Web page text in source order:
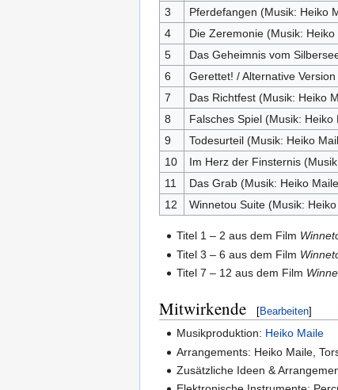
3
Pferdefangen (Musik: Heiko
4
Die Zeremonie (Musik:
5
Das Geheimnis vom
6
Gerettet! / Alternative
7
Das Richtfest (Musik: Heiko
8
Falsches Spiel (Musik: Heiko
9
Todesurteil (Musik: Heiko
10
Im Herz der Finsternis
11
Das Grab (Musik: Heiko
12
Winnetou Suite (Musik:
Titel 1 – 2 aus dem Film
Titel 3 – 6 aus dem Film
Titel 7 – 12 aus dem Film
Mitwirkende [Bearbeiten]
Musikproduktion: Heiko Maile
Arrangements: Heiko Maile,
Zusätzliche Ideen &